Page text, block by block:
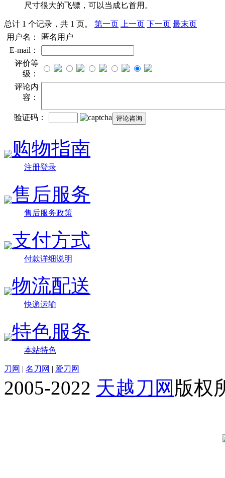
尺寸很大的飞镖，可以当成匕首用。
总计 1 个记录，共 1 页。 第一页 上一页 下一页 最末页
用户名：
匿名用户
E-mail：
评价等
级：
评论内
容：
验证码：
购物指南
注册登录
售后服务
售后服务政策
支付方式
付款详细说明
物流配送
快递运输
特色服务
本站特色
刀网 | 名刀网 | 爱刀网
2005-2022 天越刀网 版权